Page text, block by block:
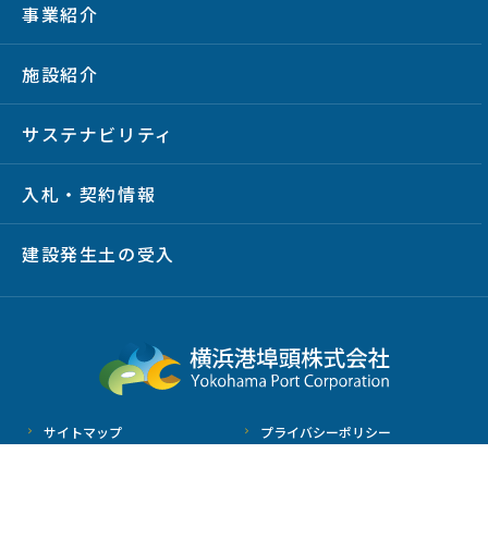
事業紹介
施設紹介
サステナビリティ
入札・契約情報
建設発生土の受入
サイトマップ
プライバシーポリシー